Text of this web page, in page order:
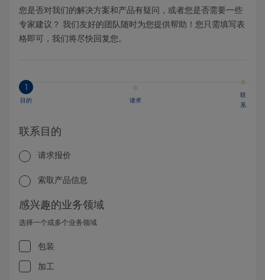
您是否对我们的解决方案和产品有疑问，或者您是否需要一些
专家建议？ 我们友好的团队随时为您提供帮助！您只需填写表
格即可，我们将尽快回复您。
1
目的 请求
联
系
联系目的
请求报价
索取产品信息
感兴趣的业务领域
选择一个或多个业务领域
包装
加工